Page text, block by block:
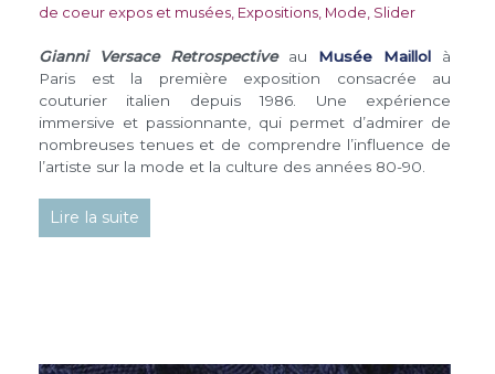
de coeur expos et musées, Expositions, Mode, Slider
Gianni Versace Retrospective au Musée Maillol à
Paris est la première exposition consacrée au
couturier italien depuis 1986. Une expérience
immersive et passionnante, qui permet d’admirer de
nombreuses tenues et de comprendre l’influence de
l’artiste sur la mode et la culture des années 80-90.
Lire la suite